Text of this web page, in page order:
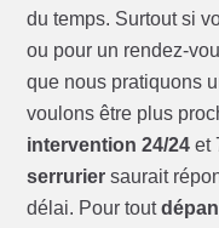
du temps. Surtout si
ou pour un rendez-
que nous pratiquons
voulons être plus
intervention 24/24 et
serrurier saurait
délai. Pour tout